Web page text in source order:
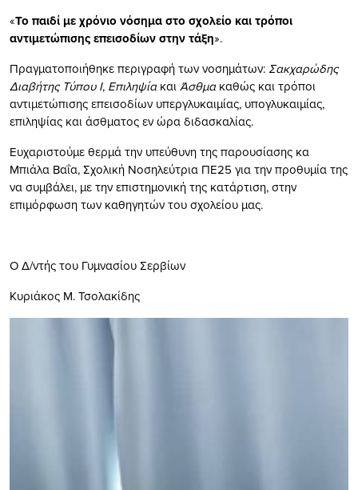
«Το παιδί με χρόνιο νόσημα στο σχολείο και τρόποι
αντιμετώπισης επεισοδίων στην τάξη».
Πραγματοποιήθηκε περιγραφή των νοσημάτων: Σακχαρώδης
Διαβήτης Τύπου Ι, ΕπιληψίακαιΆσθμακαθώς και τρόποι
αντιμετώπισης επεισοδίων υπεργλυκαιμίας, υπογλυκαιμίας,
επιληψίας και άσθματος εν ώρα διδασκαλίας.
Ευχαριστούμε θερμά την υπεύθυνη της παρουσίασης κα
Μπιάλα Βαΐα, Σχολική Νοσηλεύτρια ΠΕ25 για την προθυμία της
να συμβάλει, με την επιστημονική της κατάρτιση, στην
επιμόρφωση των καθηγητών του σχολείου μας.
Ο Δ/ντής του Γυμνασίου Σερβίων
Κυριάκος Μ. Τσολακίδης